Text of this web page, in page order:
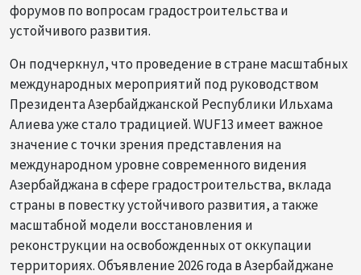
форумов по вопросам градостроительства и
устойчивого развития.
Он подчеркнул, что проведение в стране масштабных
международных мероприятий под руководством
Президента Азербайджанской Республики Ильхама
Алиева уже стало традицией. WUF13 имеет важное
значение с точки зрения представления на
международном уровне современного видения
Азербайджана в сфере градостроительства, вклада
страны в повестку устойчивого развития, а также
масштабной модели восстановления и
реконструкции на освобожденных от оккупации
территориях. Объявление 2026 года в Азербайджане